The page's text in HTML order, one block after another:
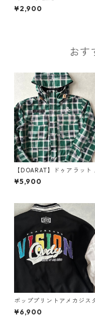
ィブジップアップパーカー
リーン S 古着 メンズ
¥2,900
おす
【DOARAT】ドゥアラット
ェック柄ナイロンジャケット
パーカー ストリート古着 メ
¥5,900
ポッププリントアメカジス
ジャン ブラック M 古着 メン
ズ
¥6,900